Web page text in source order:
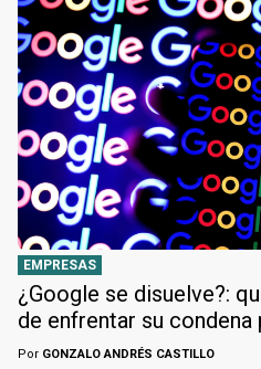
EMPRESAS
¿Google se disuelve?:
de enfrentar su
Por GONZALO ANDRÉS CASTILLO